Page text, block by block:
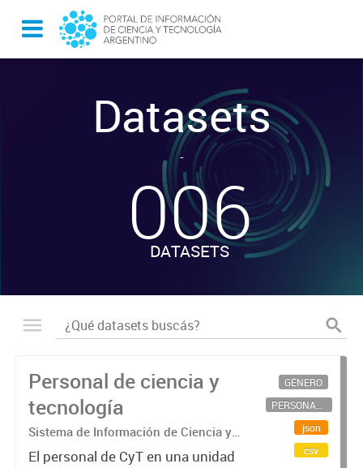
Datasets
-
006
DATASETS
Personal de ciencia y
tecnología
Sistema de Información de Ciencia y
Tecnología Argentino (SICYTAR)
El personal de CyT en una unidad
GÉNERO
PERSONAL CIENTÍFICO-TECNOLÓGICO
json
csv